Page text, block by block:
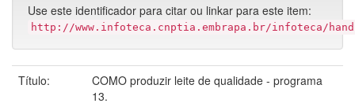
Use este identificador para citar ou linkar para este item:
http://www.infoteca.cnptia.embrapa.br/infoteca/
Título:
COMO produzir leite de qualidade - programa
13.